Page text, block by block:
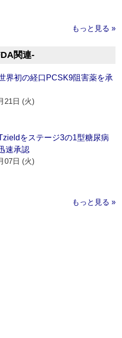
もっと見る »
関連‐
界初の経口PCSK9阻害薬を承
21日 (火)
をステージ3の1型糖尿病
速承認
07日 (火)
もっと見る »